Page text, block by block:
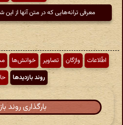
معرفی ترانه‌هایی که در متن آنها از
اطّلاعات واژگان تصاویر خوانش‌ها
روند بازدیدها
بارگذاری روند